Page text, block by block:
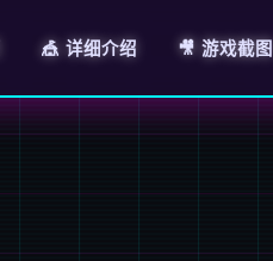
🎪 详细介绍 🎥 游戏截图